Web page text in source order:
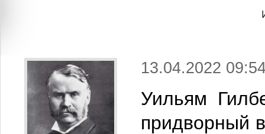
13.04.2022
Уильям
придворный